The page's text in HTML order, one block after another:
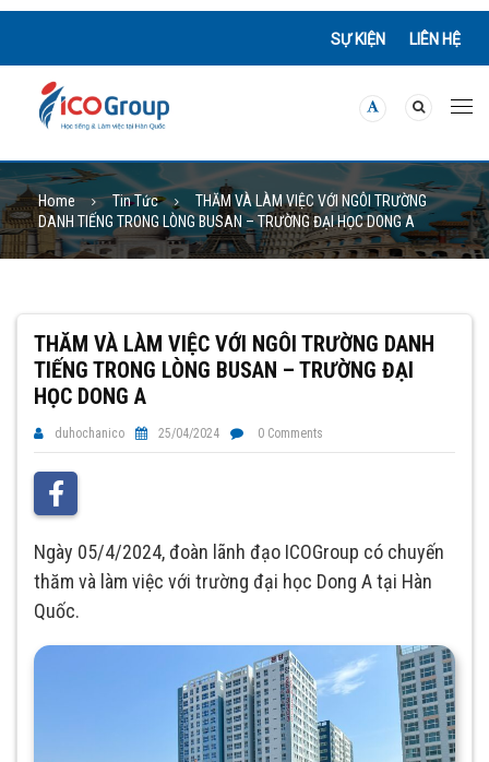
SỰ KIỆN LIÊN HỆ
Home Tin Tức
THĂM VÀ LÀM VIỆC VỚI NGÔI TRƯỜNG
DANH TIẾNG TRONG LÒNG BUSAN – TRƯỜNG ĐẠI HỌC DONG A
THĂM VÀ LÀM VIỆC VỚI NGÔI TRƯỜNG DANH
TIẾNG TRONG LÒNG BUSAN – TRƯỜNG ĐẠI
HỌC DONG A
duhochanico 25/04/2024 0 Comments
Ngày 05/4/2024, đoàn lãnh đạo ICOGroup có chuyến
thăm và làm việc với trường đại học Dong A tại Hàn
Quốc.